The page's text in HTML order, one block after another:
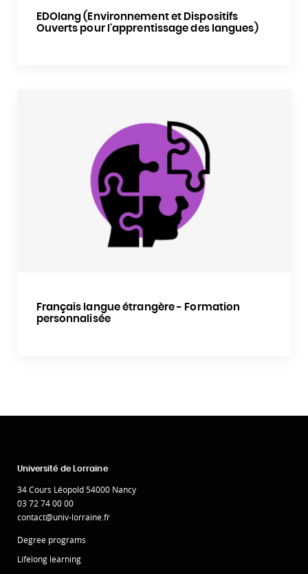
EDOlang (Environnement et Dispositifs
Ouverts pour l'apprentissage des langues)
Français langue étrangère - Formation
personnalisée
Université de Lorraine
34 Cours Léopold 54000 Nancy
03 72 74 00 00
contact@univ-lorraine.fr
Degree programs
Lifelong learning